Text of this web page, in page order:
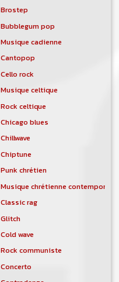
Brostep
Bubblegum pop
Musique cadienne
Cantopop
Cello rock
Musique celtique
Rock celtique
Chicago blues
Chillwave
Chiptune
Punk chrétien
Musique chrétienne
Classic rag
Glitch
Cold wave
Rock communiste
Concerto